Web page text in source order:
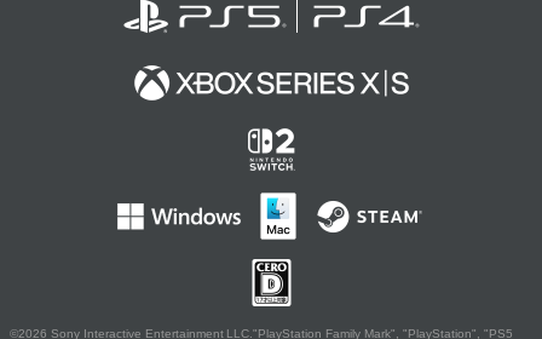
©2026 Sony Interactive Entertainment LLC."PlayStation Family Mark", "PlayStation", "PS5